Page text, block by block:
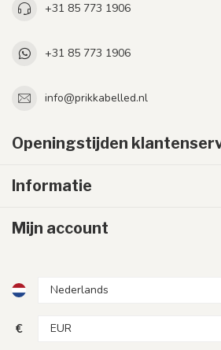
+31 85 773 1906
+31 85 773 1906
info@prikkabelled.nl
Openingstijden
Informatie
Mijn account
€